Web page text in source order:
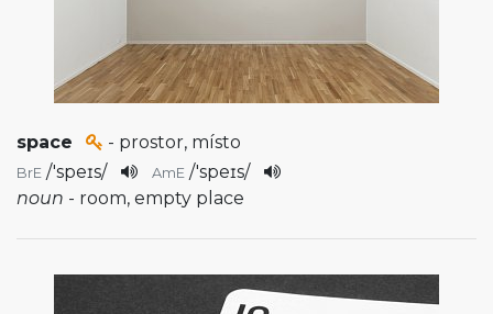
space - prostor, místo
BrE /'speɪs/ AmE /'speɪs/
noun - room, empty place